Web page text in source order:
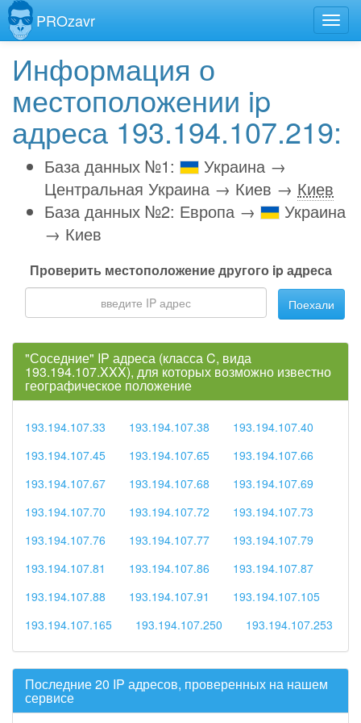
PROzavr
Информация о
местоположении ip
адреса 193.194.107.219:
База данных №1:
Украина →
Центральная Украина → Киев → Киев
База данных №2: Европа →
Украина
→ Киев
Проверить местоположение другого ip адреса
Поехали
"Соседние" IP адреса (класса C, вида
193.194.107.XXX), для которых возможно известно
географическое положение
193.194.107.33 193.194.107.38
193.194.107.40
193.194.107.45
193.194.107.65
193.194.107.66
193.194.107.67
193.194.107.68
193.194.107.69
193.194.107.70
193.194.107.72
193.194.107.73
193.194.107.76
193.194.107.77
193.194.107.79
193.194.107.81
193.194.107.86
193.194.107.87
193.194.107.88
193.194.107.91
193.194.107.105
193.194.107.165
193.194.107.250 193.194.107.253
Последние 20 IP адресов, проверенных на нашем
сервисе